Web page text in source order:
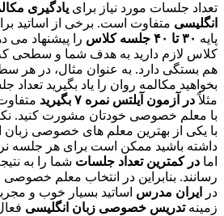
تعداد جلسات مورد نیاز برای یادگیری
انگلیسی متفاوت است. برخی از اساتید
پایه ۳۰ تا ۴۰ جلسه کلاس
را پیشنهاد می
کلاس لازم دارید به هدف شما و سطحی
هم بستگی دارد. به عنوان مثال، در هر
بخواهید مکالمه روان را یاد بگیرید تعداد
مثلاًدر آزمون آیلتس نمره ۷ بگیرید
با معلم خصوصی خودتان مشورت کنید.
با یکی از بهترین معلم های خصوصی زبان
داشته باشید ممکن است برای هر جلسه
اما در کمترین تعداد جلسات شما را به
رسانند. بنابراین در انتخاب معلم
در
ایران مدرس اساتید بسیار خوب و
زمینهتدریس خصوصی زبان انگلیسی